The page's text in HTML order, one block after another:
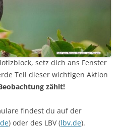
setz dich ans Fenster
Teil dieser wichtigen Aktion
zählt!
findest du auf der
) oder des LBV (lbv.de).